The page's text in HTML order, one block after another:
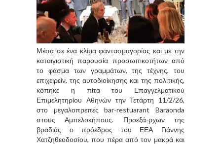
Μέσα σε ένα κλίμα φαντασμαγορίας και με την
καταιγιστική παρουσία προσωπικοτήτων από
το φάσμα των γραμμάτων, της τέχνης, του
επιχειρείν, της αυτοδιοίκησης και της πολιτικής,
κόπηκε η πίτα του Επαγγελματικού
Επιμελητηρίου Αθηνών την Τετάρτη 11/2/26,
στο μεγαλοπρεπές bar-restuarant Baraonda
στους Αμπελοκήπους. Προεξά-ρχων της
βραδιάς ο πρόεδρος του ΕΕΑ Γιάννης
Χατζηθεοδοσίου, που πέρα από τον μακρά και